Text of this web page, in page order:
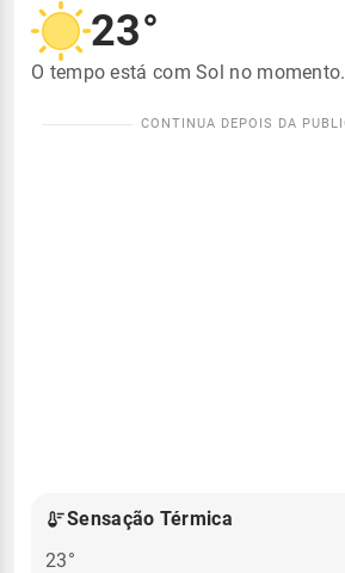
23°
O tempo está com Sol no momento.
Sensação Térmica
23°